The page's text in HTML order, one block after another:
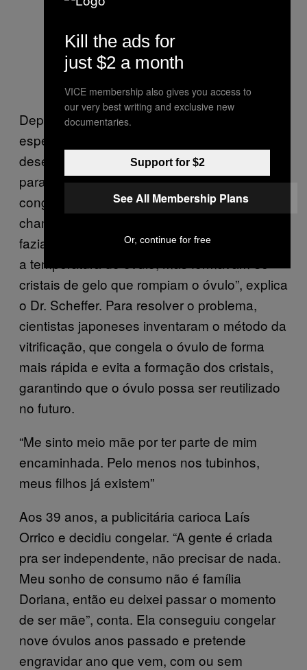
Depois de colhidos os folículos ovarianos,
espécie de cápsula onde os óvulos se
desenvolvem no corpo, eles são levados
para um laboratório a fim de serem
congelados por meio de uma técnica
chamada vitrificação. “Antigamente a gente
fazia um congelamento lento e ia abaixando
a temperatura do óvulo, mas formavam-se
cristais de gelo que rompiam o óvulo”, explica
o Dr. Scheffer. Para resolver o problema,
cientistas japoneses inventaram o método da
vitrificação, que congela o óvulo de forma
mais rápida e evita a formação dos cristais,
garantindo que o óvulo possa ser reutilizado
no futuro.
“Me sinto meio mãe por ter parte de mim
encaminhada. Pelo menos nos tubinhos,
meus filhos já existem”
Aos 39 anos, a publicitária carioca Laís
Orrico e decidiu congelar. “A gente é criada
pra ser independente, não precisar de nada.
Meu sonho de consumo não é família
Doriana, então eu deixei passar o momento
de ser mãe”, conta. Ela conseguiu congelar
nove óvulos anos passado e pretende
engravidar ano que vem, com ou sem
Kill the ads for
just $2 a month
VICE membership also gives you access to
our very best writing and exclusive new
documentaries.
Support for $2
See All Membership Plans
Or, continue for free